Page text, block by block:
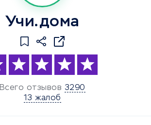
Учи.дома
Всего отзывов 3290
13 жалоб